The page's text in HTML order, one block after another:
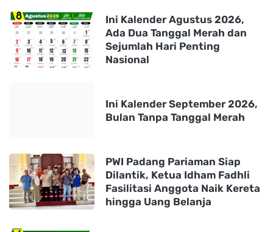
Ini Kalender Agustus 2026,
Ada Dua Tanggal Merah dan
Sejumlah Hari Penting
Nasional
Ini Kalender September 2026,
Bulan Tanpa Tanggal Merah
PWI Padang Pariaman Siap
Dilantik, Ketua Idham Fadhli
Fasilitasi Anggota Naik Kereta
hingga Uang Belanja